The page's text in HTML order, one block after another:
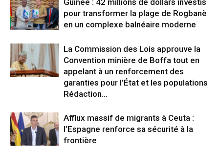
pour transformer la plage de Rogbanè
en un complexe balnéaire moderne
La Commission des Lois approuve la
Convention minière de Boffa tout en
appelant à un renforcement des
garanties pour l’État et les populations
Rédaction...
Afflux massif de migrants à Ceuta :
l’Espagne renforce sa sécurité à la
frontière